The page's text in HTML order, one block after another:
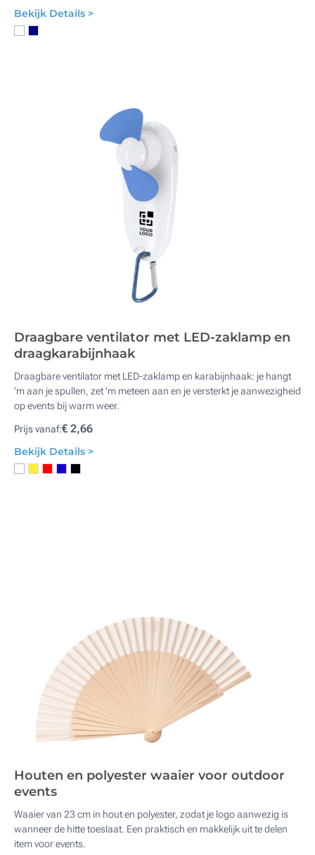
Bekijk Details >
Draagbare ventilator met LED-zaklamp en
draagkarabijnhaak
Draagbare ventilator met LED-zaklamp en karabijnhaak: je hangt
’m aan je spullen, zet ’m meteen aan en je versterkt je aanwezigheid
op events bij warm weer.
Prijs vanaf:€ 2,66
Bekijk Details >
Houten en polyester waaier voor outdoor
events
Waaier van 23 cm in hout en polyester, zodat je logo aanwezig is
wanneer de hitte toeslaat. Een praktisch en makkelijk uit te delen
item voor events.